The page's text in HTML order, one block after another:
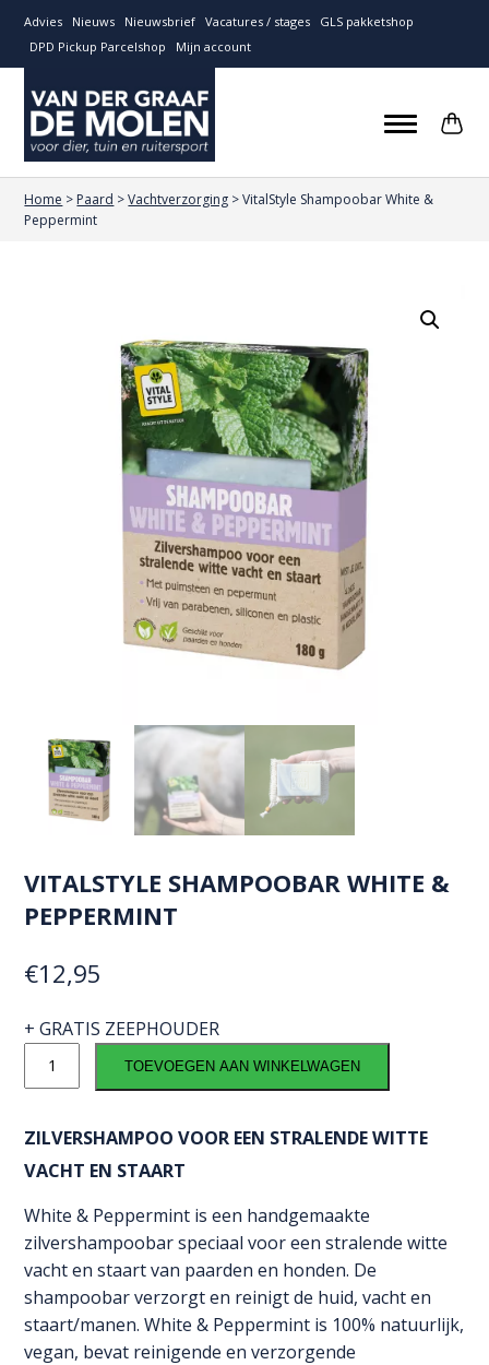
Advies Nieuws Nieuwsbrief Vacatures / stages
GLS pakketshop
DPD Pickup Parcelshop
Mijn account
Home > Paard >Vachtverzorging >VitalStyle Shampoobar White &
Peppermint
VITALSTYLE SHAMPOOBAR WHITE &
PEPPERMINT
€12,95
+ GRATIS ZEEPHOUDER
Shampoobar
Peppermint
aantal
TOEVOEGEN AAN WINKELWAGEN
ZILVERSHAMPOO VOOR EEN STRALENDE WITTE
VACHT EN STAART
White & Peppermint is een handgemaakte
zilvershampoobar speciaal voor een stralende witte
vacht en staart van paarden en honden. De
shampoobar verzorgt en reinigt de huid, vacht en
staart/manen. White & Peppermint is 100% natuurlijk,
vegan, bevat reinigende en verzorgende